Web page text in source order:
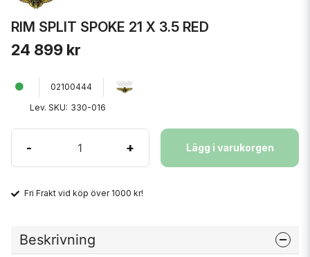
RIM SPLIT SPOKE 21 X 3.5 RED
24 899 kr
02100444
Lev. SKU: 330-016
- + Lägg i varukorgen
Fri Frakt vid köp över 1000 kr!
Beskrivning